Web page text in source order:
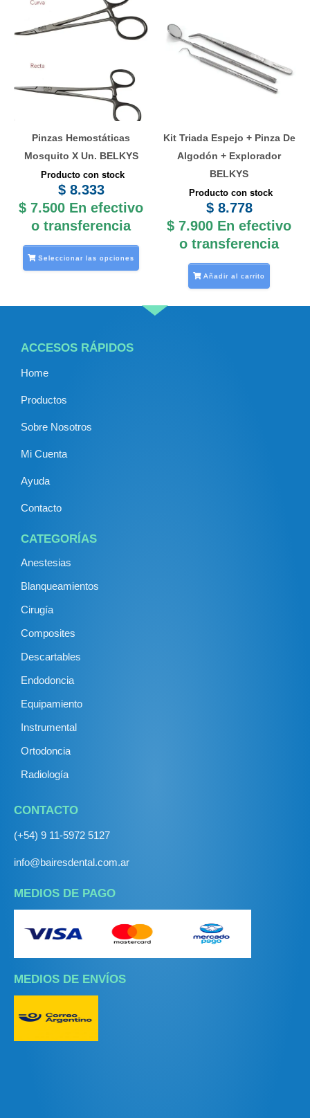
Pinzas Hemostáticas
Mosquito X Un. BELKYS
Producto con stock
$8.333
$ 7.500 En efectivo
o transferencia
Seleccionar las opciones
tiene
opciones
pueden
página
Kit Triada Espejo + Pinza De
Algodón + Explorador
BELKYS
Producto con stock
$8.778
$ 7.900 En efectivo
o transferencia
Añadir al carrito
ACCESOS RÁPIDOS
Home
Productos
Sobre Nosotros
Mi Cuenta
Ayuda
Contacto
CATEGORÍAS
Anestesias
Blanqueamientos
Cirugía
Composites
Descartables
Endodoncia
Equipamiento
Instrumental
Ortodoncia
Radiología
CONTACTO
(+54) 9 11-5972 5127
info@bairesdental.com.ar
MEDIOS DE PAGO
MEDIOS DE ENVÍOS